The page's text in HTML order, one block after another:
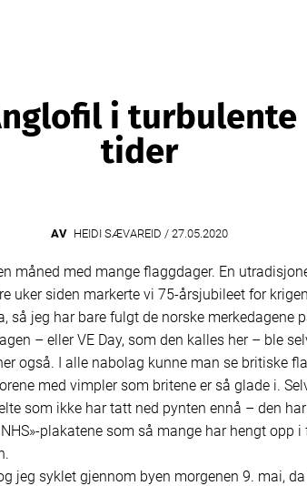
i turbulente
tider
AVHEIDI SÆVAREID / 27.05.2020
måned med mange flaggdager. En
uker siden markerte vi 75-årsjubileet for
så jeg har bare fulgt de norske merkedagene
– eller VE Day, som den kalles her – ble
også. I alle nabolag kunne man se britiske
med vimpler som britene er så glade i.
som ikke har tatt ned pynten ennå – den
plakatene som så mange har hengt opp i
jeg syklet gjennom byen morgenen 9. mai, da